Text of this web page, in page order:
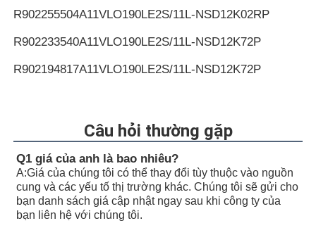
R902255504A11VLO190LE2S/11L-NSD12K02RP
R902233540A11VLO190LE2S/11L-NSD12K72P
R902194817A11VLO190LE2S/11L-NSD12K72P
A11VLO190LE2S/11L-NTD12K02P
R902233884 A11VLO190LE2S/11L-NZD12K02H
R902106321A11VLO190LE2S/11L-NZD12K02H
R902198594A11VLO190LE2S/11L-NZD12K02H
Câu hỏi thường gặp
Q1 giá của anh là bao nhiêu?
A:Giá của chúng tôi có thể thay đổi tùy thuộc vào nguồn
cung và các yếu tố thị trường khác. Chúng tôi sẽ gửi cho
bạn danh sách giá cập nhật ngay sau khi công ty của
bạn liên hệ với chúng tôi.